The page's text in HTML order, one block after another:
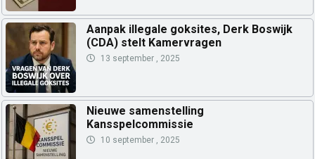
Aanpak illegale goksites, Derk Boswijk
(CDA) stelt Kamervragen
13 september , 2025
Nieuwe samenstelling
Kansspelcommissie
10 september , 2025